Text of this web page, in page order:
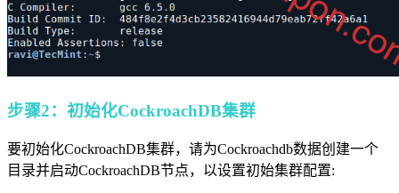
步骤2：初始化CockroachDB集群
要初始化CockroachDB集群，请为Cockroachdb数据创建一个
目录并启动CockroachDB节点，以设置初始集群配置: